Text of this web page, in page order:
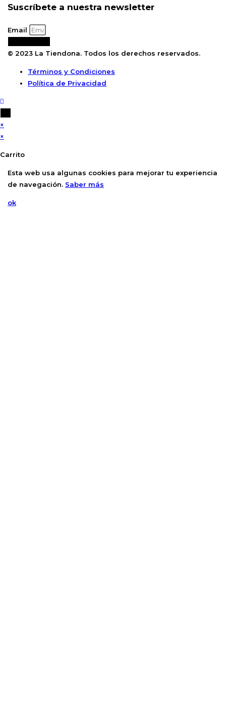
Suscríbete a nuestra newsletter
Email
© 2023 La Tiendona. Todos los derechos reservados.
Términos y Condiciones
Política de Privacidad
×
×
Carrito
Esta web usa algunas cookies para mejorar tu experiencia
de navegación. Saber más
ok